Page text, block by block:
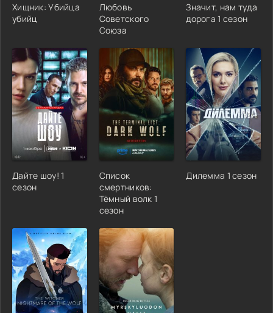
Хищник: Убийца
убийц
Любовь
Советского
Союза
Значит, нам туда
дорога 1 сезон
Дайте шоу! 1
сезон
Список
смертников:
Тёмный волк 1
сезон
Дилемма 1 сезон